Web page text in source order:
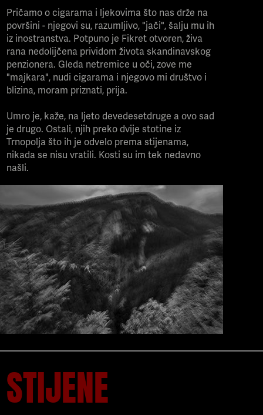
Pričamo o cigarama i ljekovima što nas drže na
površini - njegovi su, razumljivo, "jači", šalju mu ih
iz inostranstva. Potpuno je Fikret otvoren, živa
rana nedolijčena prividom života skandinavskog
penzionera. Gleda netremice u oči, zove me
"majkara", nudi cigarama i njegovo mi društvo i
blizina, moram priznati, prija.
Umro je, kaže, na ljeto devedesetdruge a ovo sad
je drugo. Ostali, njih preko dvije stotine iz
Trnopolja što ih je odvelo prema stijenama,
nikada se nisu vratili. Kosti su im tek nedavno
našli.
STIJENE